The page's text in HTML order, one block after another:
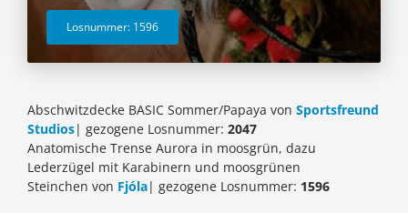
Losnummer: 1596
Abschwitzdecke BASIC Sommer/Papaya von Sportsfreund
Studios| gezogene Losnummer: 2047
Anatomische Trense Aurora in moosgrün, dazu
Lederzügel mit Karabinern und moosgrünen
Steinchen von Fjóla| gezogene Losnummer: 1596